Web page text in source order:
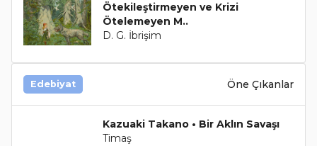
Ötekileştirmeyen ve Krizi
Ötelemeyen M..
D. G. İbrişim
Edebiyat Öne Çıkanlar
Kazuaki Takano • Bir Aklın Savaşı
Timaş